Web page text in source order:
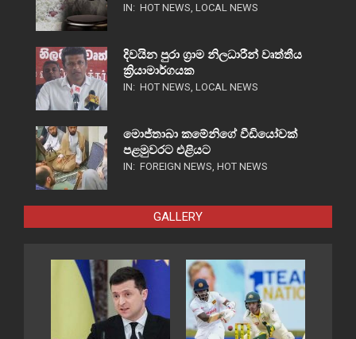
IN: HOT NEWS, LOCAL NEWS
දිවයින පුරා ග්‍රාම නිලධාරීන් වෘත්තීය
ක්‍රියාමාර්ගයක
IN: HOT NEWS, LOCAL NEWS
මොජ්තාබා කමේනිගේ වීඩියෝවක්
පළමුවරට එළියට
IN: FOREIGN NEWS, HOT NEWS
GALLERY